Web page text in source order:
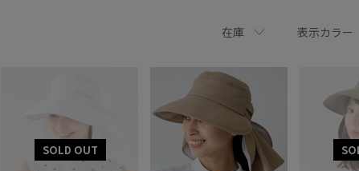
在庫 表示カラー